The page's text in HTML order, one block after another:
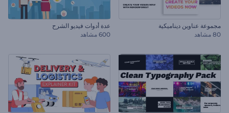
مجموعة عناوين ديناميكية
80 مشاهد
عدة أدوات فيديو الشرح
600 مشاهد